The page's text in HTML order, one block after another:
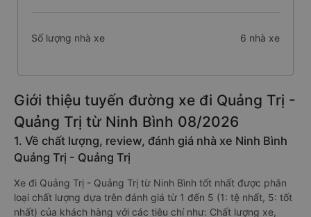
Số lượng nhà xe 6 nhà xe
Giới thiệu tuyến đường xe đi Quảng Trị -
Quảng Trị từ Ninh Bình 08/2026
1. Về chất lượng, review, đánh giá nhà xe Ninh Bình
Quảng Trị - Quảng Trị
Xe đi Quảng Trị - Quảng Trị từ Ninh Bình tốt nhất được phân
loại chất lượng dựa trên đánh giá từ 1 đến 5 (1: tệ nhất, 5: tốt
nhất) của khách hàng với các tiêu chí như: Chất lượng xe,